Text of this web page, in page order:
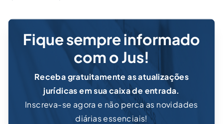
Fique sempre informado
com o Jus!
Receba gratuitamente as atualizações
jurídicas em sua caixa de entrada.
Inscreva-se agora e não perca as novidades
diárias essenciais!